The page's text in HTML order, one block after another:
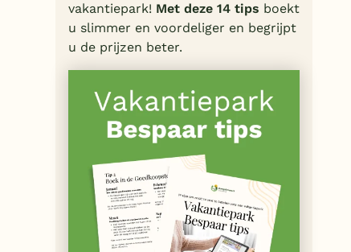
vakantiepark! Met deze 14 tips boekt
u slimmer en voordeliger en begrijpt
u de prijzen beter.